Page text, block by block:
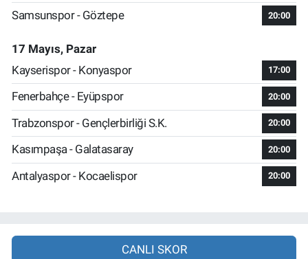
Samsunspor - Göztepe 20:00
17 Mayıs, Pazar
Kayserispor - Konyaspor
17:00
Fenerbahçe - Eyüpspor 20:00
Trabzonspor - Gençlerbirliği S.K. 20:00
Kasımpaşa - Galatasaray 20:00
Antalyaspor - Kocaelispor 20:00
CANLI SKOR